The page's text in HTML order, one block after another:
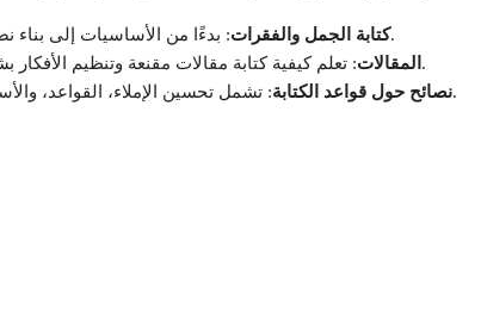
كتابة الجمل والفقرات: بدءًا من الأساسيات إلى بناء نصوص معقدة.
المقالات : تعلم كيفية كتابة مقالات مقنعة وتنظيم الأفكار بشكل منطقي.
نصائح حول قواعد الكتابة: تشمل تحسين الإملاء، القواعد، والأسلوب اللغوي.